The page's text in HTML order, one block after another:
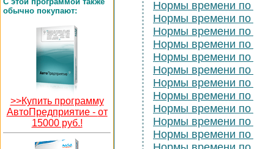
обычно покупают:
>>Купить программу
АвтоПредприятие - от
15000 руб.!
Нормы времени по
Нормы времени по
Нормы времени по
Нормы времени по
Нормы времени по
Нормы времени по
Нормы времени по
Нормы времени по
Нормы времени по
Нормы времени по
Нормы времени по